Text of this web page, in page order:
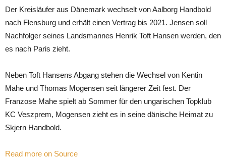
Der Kreisläufer aus Dänemark wechselt von Aalborg Handbold
nach Flensburg und erhält einen Vertrag bis 2021. Jensen soll
Nachfolger seines Landsmannes Henrik Toft Hansen werden, den
es nach Paris zieht.
Neben Toft Hansens Abgang stehen die Wechsel von Kentin
Mahe und Thomas Mogensen seit längerer Zeit fest. Der
Franzose Mahe spielt ab Sommer für den ungarischen Topklub
KC Veszprem, Mogensen zieht es in seine dänische Heimat zu
Skjern Handbold.
Read more on Source